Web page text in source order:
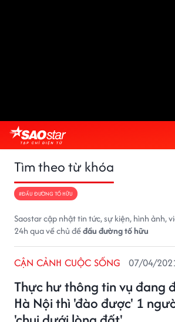
Tìm theo từ khóa
#ĐẦU ĐƯỜNG TỐ HỮU
Saostar cập nhật tin tức, sự kiện, hình ảnh,
24h qua về chủ đềđầu đường tố hữu
Thực hư thông tin vụ đang
Hà Nội thì 'đào được' 1
CẬN CẢNH CUỘC SỐNG 07/04/